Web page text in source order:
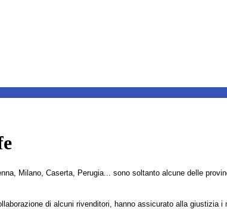
Milano, Caserta, Perugia... sono soltanto alcune delle
di alcuni rivenditori, hanno assicurato alla giustizia i